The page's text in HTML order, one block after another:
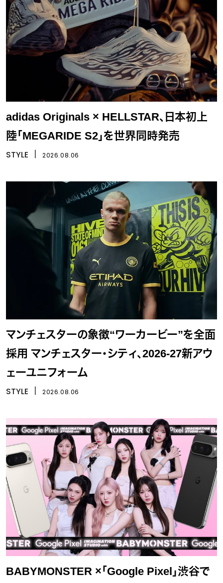
adidas Originals × HELLSTAR、日本初上
陸「MEGARIDE S2」を世界同時発売
STYLE 2026.08.06
マンチェスターの象徴“ワーカービー”を全面
採用 マンチェスター・シティ、2026-27新アウ
ェーユニフォーム
STYLE 2026.08.06
BABYMONSTER ×「Google Pixel」渋谷で